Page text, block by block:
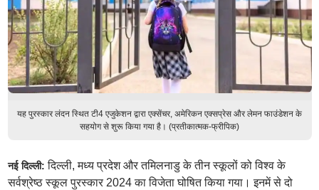
यह पुरस्कार लंदन स्थित टी4 एजुकेशन द्वारा एक्सेंचर, अमेरिकन एक्सप्रेस और लेमन फाउंडेशन के
सहयोग से शुरू किया गया है। (प्रतीकात्मक-फ्रीपिक)
नई दिल्ली:दिल्ली, मध्य प्रदेश और तमिलनाडु के तीन स्कूलों को विश्व के
सर्वश्रेष्ठ स्कूल पुरस्कार 2024 का विजेता घोषित किया गया। इनमें से दो